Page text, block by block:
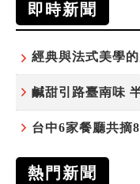
即時新聞
台中6家餐廳共摘
熱門新聞